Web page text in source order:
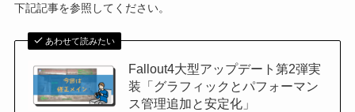
下記記事を参照してください。
あわせて読みたい
Fallout4大型アップデート第2弾実
装「グラフィックとパフォーマン
ス管理追加と安定化」